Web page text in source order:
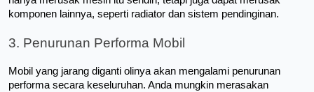
komponen lainnya, seperti radiator dan sistem pendinginan.
3. Penurunan Performa Mobil
Mobil yang jarang diganti olinya akan mengalami penurunan
performa secara keseluruhan. Anda mungkin merasakan